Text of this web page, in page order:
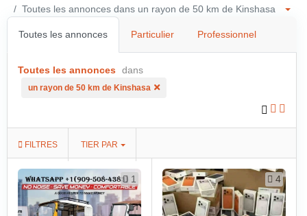
Toutes les annonces dans un rayon de 50 km de Kinshasa
Toutes les annonces Particulier Professionnel
Toutes les annonces dans
un rayon de 50 km de Kinshasa
FILTRES TIER PAR
1 4